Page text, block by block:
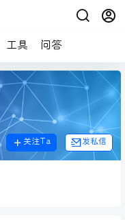
工具 问答
关注Ta 发私信